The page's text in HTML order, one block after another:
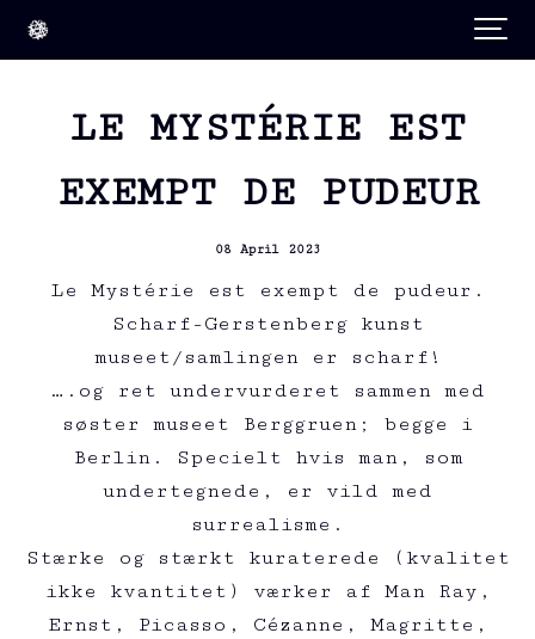
LE MYSTÉRIE EST
EXEMPT DE PUDEUR
08 April 2023
Le Mystérie est exempt de pudeur.
Scharf-Gerstenberg kunst
museet/samlingen er scharf!
….og ret undervurderet sammen med
søster museet Berggruen; begge i
Berlin. Specielt hvis man, som
undertegnede, er vild med
surrealisme.
Stærke og stærkt kuraterede (kvalitet
ikke kvantitet) værker af Man Ray,
Ernst, Picasso, Cézanne, Magritte,